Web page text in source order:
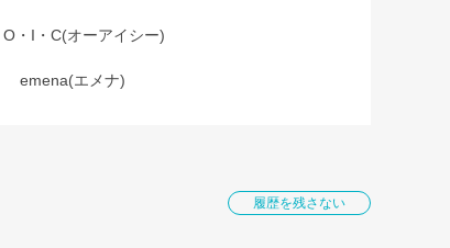
O・I・C(オーアイシー)
emena(エメナ)
履歴を残さない